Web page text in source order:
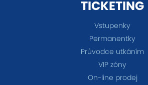
TICKETING
Vstupenky
Permanentky
Průvodce utkáním
VIP zóny
On-line prodej